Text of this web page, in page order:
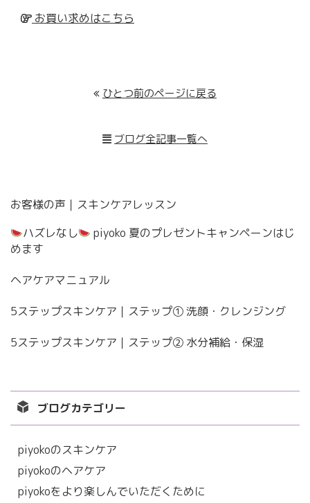
お買い求めはこちら
ひとつ前のページに戻る
ブログ全記事一覧へ
お客様の声｜スキンケアレッスン
ハズレなし
piyoko 夏のプレゼントキャンペーンはじ
めます
ヘアケアマニュアル
5ステップスキンケア｜ステップ① 洗顔・クレンジング
5ステップスキンケア｜ステップ② 水分補給・保湿
ブログカテゴリー
piyokoのスキンケア
piyokoのヘアケア
piyokoをより楽しんでいただくために